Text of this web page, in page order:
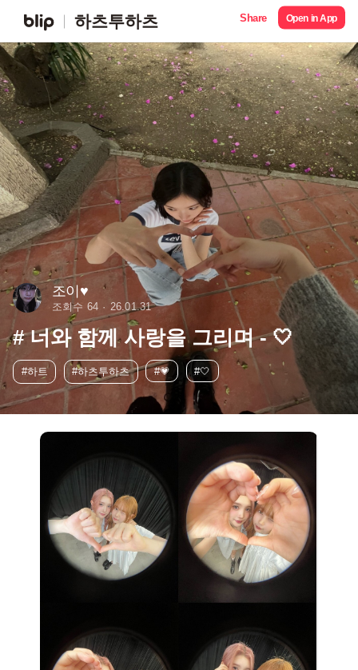
하츠투하츠 Share Open in App
조이♥︎
조회수 64 26.01.31
# 너와 함께 사랑을 그리며 - 🤍
#하트 #하츠투하츠 #💗 #🤍